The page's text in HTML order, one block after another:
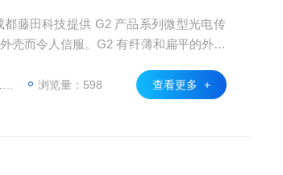
藤田科技提供 G2 产品系列微型光电传
壳而令人信服。G2 有纤薄和扁平的外壳
可靠的目标检测这一特点。G2 光电传感
浏览量：598 查看更多 +